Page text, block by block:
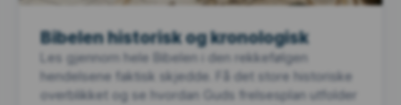
Bibelen historisk og kronologisk
Les gjennom hele Bibelen i den rekkefølgen
hendelsene faktisk skjedde. Få det store historiske
overblikket og se hvordan Guds frelsesplan utfolder